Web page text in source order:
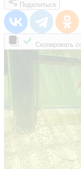
Поделиться
Скопировать